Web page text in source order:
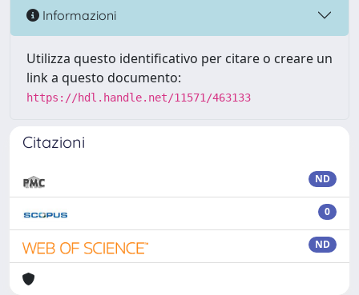
Informazioni
Utilizza questo identificativo per citare o creare un
link a questo documento:
https://hdl.handle.net/11571/463133
Citazioni
ND
0
ND